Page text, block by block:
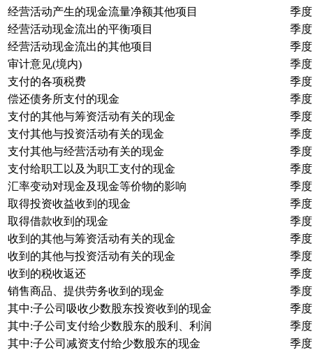
经营活动产生的现金流量净额其他项目
季度
经营活动现金流出的平衡项目
季度
经营活动现金流出的其他项目
季度
审计意见(境内)
季度
支付的各项税费
季度
偿还债务所支付的现金
季度
支付的其他与筹资活动有关的现金
季度
支付其他与投资活动有关的现金
季度
支付其他与经营活动有关的现金
季度
支付给职工以及为职工支付的现金
季度
汇率变动对现金及现金等价物的影响
季度
取得投资收益收到的现金
季度
取得借款收到的现金
季度
收到的其他与筹资活动有关的现金
季度
收到的其他与投资活动有关的现金
季度
收到的税收返还
季度
销售商品、提供劳务收到的现金
季度
其中:子公司吸收少数股东投资收到的现金
季度
其中:子公司支付给少数股东的股利、利润
季度
其中:子公司减资支付给少数股东的现金
季度